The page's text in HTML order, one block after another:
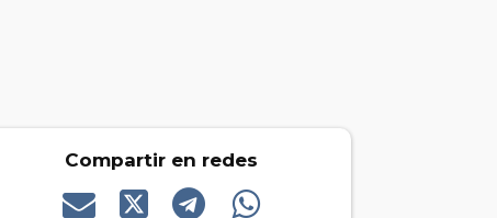
Compartir en redes